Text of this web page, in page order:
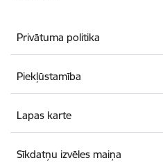
Privātuma politika
Piekļūstamība
Lapas karte
Sīkdatņu izvēles maiņa